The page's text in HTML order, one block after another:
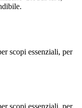
scopi essenziali, per